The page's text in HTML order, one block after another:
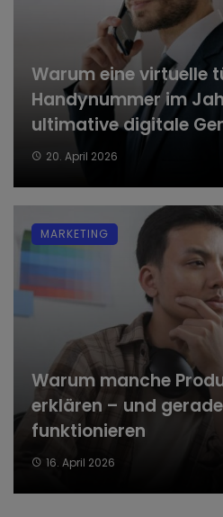
Warum eine virtuelle
Handynummer im
ultimative digitale
20. April 2026
Warum manche
erklären – und
funktionieren
16. April 2026
MARKETING